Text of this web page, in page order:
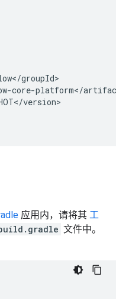
应用内，请将其 工
文件中。